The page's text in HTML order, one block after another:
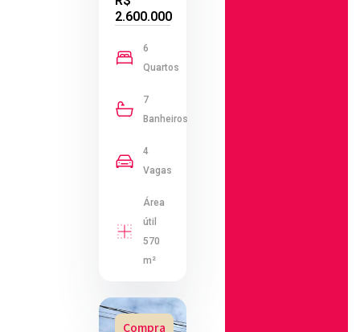
2.600.000
6
Quartos
7
Banheiros
4
Vagas
Área
útil
570
m²
Compra